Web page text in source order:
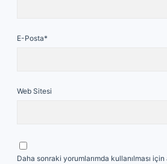
E-Posta*
Web Sitesi
Daha sonraki yorumlarımda kullanılması